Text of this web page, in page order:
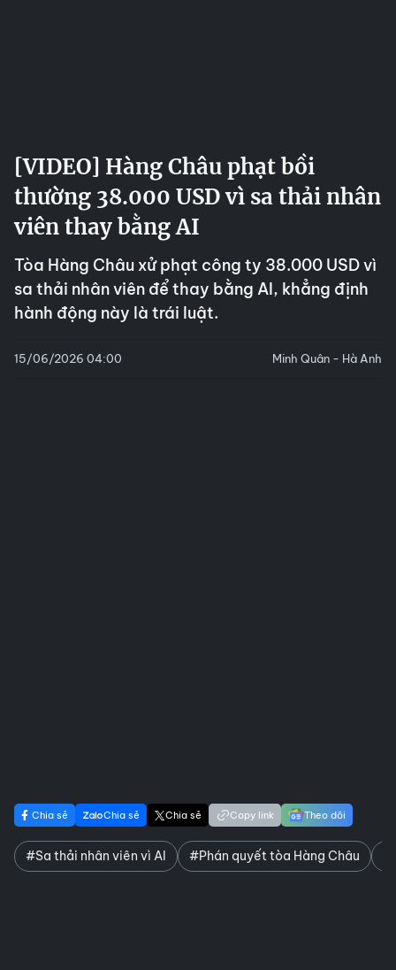
[VIDEO] Hàng Châu phạt bồi
thường 38.000 USD vì sa thải nhân
viên thay bằng AI
Tòa Hàng Châu xử phạt công ty 38.000 USD vì
sa thải nhân viên để thay bằng AI, khẳng định
hành động này là trái luật.
15/06/2026 04:00 Minh Quân - Hà Anh
Chia sẻ Chia sẻ Chia sẻ Copy link Theo dõi
#Sa thải nhân viên vì AI #Phán quyết tòa Hàng Châu